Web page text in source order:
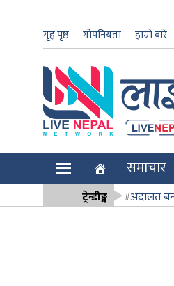
गृह पृष्ठ गोपनियता हाम्रो बारे
समाचार
ट्रेन्डीङ्ग अदालत